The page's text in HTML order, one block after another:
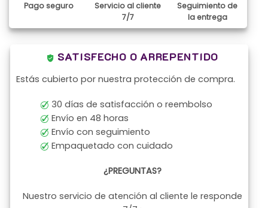
producto
Pago seguro
Servicio al cliente
7/7
Seguimiento de
la entrega
SATISFECHO O ARREPENTIDO
Estás cubierto por nuestra protección de compra.
30 días de satisfacción o reembolso
Envío en 48 horas
Envío con seguimiento
Empaquetado con cuidado
¿PREGUNTAS?
Nuestro servicio de atención al cliente le responde